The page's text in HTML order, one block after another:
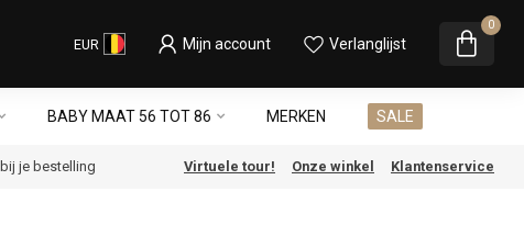
EUR Mijn account Verlanglijst
0
BABY MAAT 56 TOT 86 MERKEN SALE
bij je bestelling Virtuele tour! Onze winkel Klantenservice